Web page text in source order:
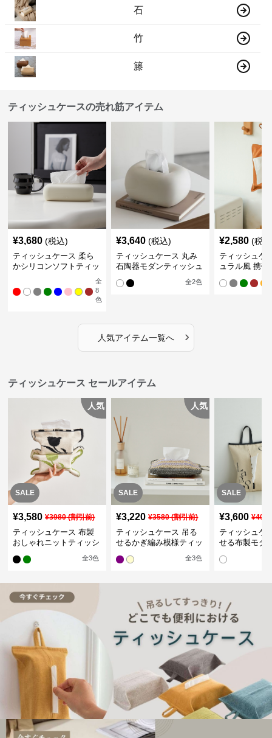
石
竹
籐
ティッシュケースの売れ筋アイテム
¥3,680 (税込)
ティッシュケース 柔ら
かシリコンソフトティッ
全
8
色
¥3,640 (税込)
ティッシュケース 丸み
石陶器モダンティッシュ
全2色
¥2,580 (税
ティッシュケ
ュラル風 携帯
人気アイテム一覧へ ›
ティッシュケース セールアイテム
SALE
人気
¥3,580 ¥3980(割引前)
ティッシュケース 布製
おしゃれニットティッシ
全3色
SALE
人気
¥3,220 ¥3580(割引前)
ティッシュケース 吊る
せるかぎ編み模様ティッ
全3色
SALE
¥3,600 ¥
ティッシュケ
せる布製モダ